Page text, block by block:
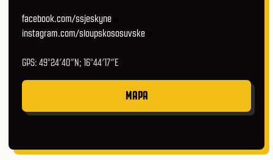
facebook.com/ssjeskyne
instagram.com/sloupskososuvske
GPS: 49°24′40″N; 16°44′17″E
MAPA